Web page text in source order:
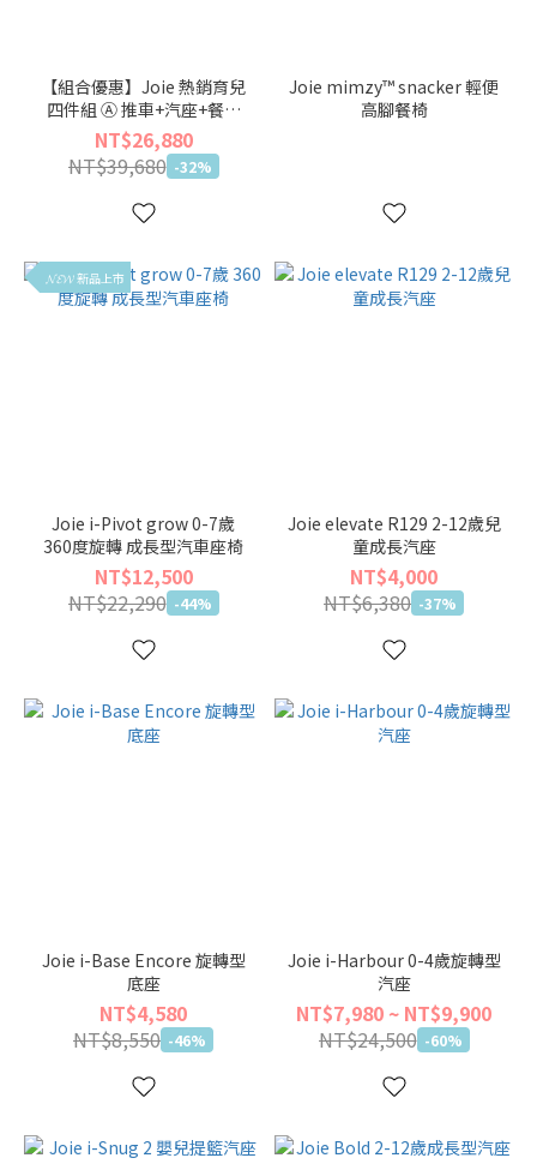
【組合優惠】Joie 熱銷育兒
四件組 Ⓐ 推車+汽座+餐椅
+嬰兒床【🏖仲夏輕旅出遊
季】
NT$26,880
NT$39,680 -32%
Joie mimzy™ snacker 輕便
高腳餐椅
𝓝𝓔𝓦 新品上市
Joie i-Pivot grow 0-7歲
360度旋轉 成長型汽車座椅
NT$12,500
NT$22,290 -44%
Joie elevate R129 2-12歲兒
童成長汽座
NT$4,000
NT$6,380 -37%
Joie i-Base Encore 旋轉型
底座
NT$4,580
NT$8,550 -46%
Joie i-Harbour 0-4歲旋轉型
汽座
NT$7,980 ~ NT$9,900
NT$24,500 -60%